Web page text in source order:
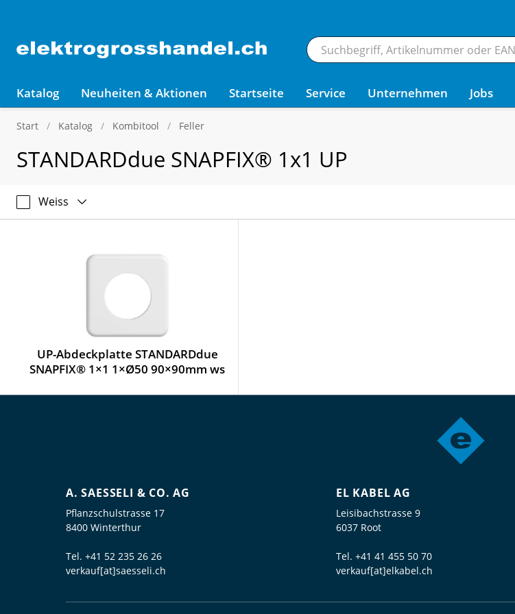
Katalog Neuheiten & Aktionen Startseite Service Unternehmen Jobs
Start Katalog Kombitool Feller
STANDARDdue SNAPFIX® 1x1 UP
Weiss
UP-Abdeckplatte STANDARDdue
SNAPFIX® 1×1 1×Ø50 90×90mm ws
A. SAESSELI & CO. AG
Pflanzschulstrasse 17
8400 Winterthur
Tel. +41 52 235 26 26
verkauf[at]saesseli.ch
EL KABEL AG
Leisibachstrasse 9
6037 Root
Tel. +41 41 455 50 70
verkauf[at]elkabel.ch